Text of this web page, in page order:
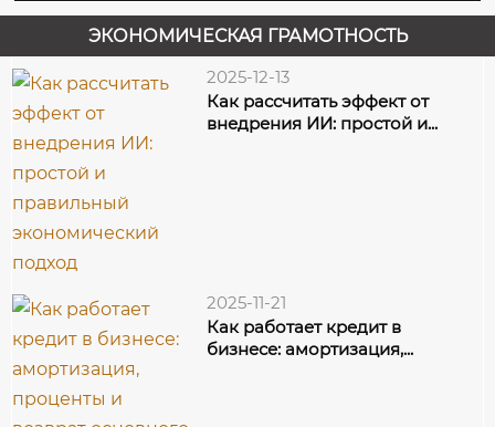
Capital ожидает, что рост доходности
казначейских...
ЭКОНОМИЧЕСКАЯ ГРАМОТНОСТЬ
2025-12-13
Как рассчитать эффект от
внедрения ИИ: простой и...
2025-11-21
Как работает кредит в
бизнесе: амортизация,...